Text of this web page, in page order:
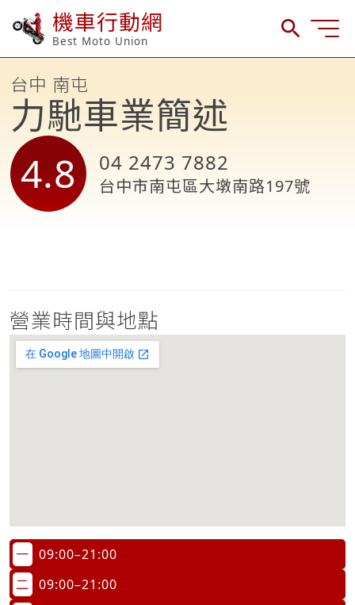
機車行動網
Best Moto Union
台中 南屯
力馳車業簡述
4.8 04 2473 7882
台中市南屯區大墩南路197號
營業時間與地點
一 09:00–21:00
二 09:00–21:00